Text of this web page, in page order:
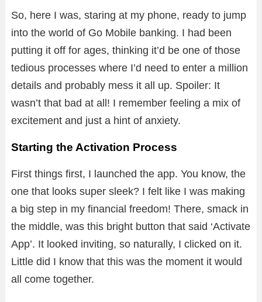
So, here I was, staring at my phone, ready to jump
into the world of Go Mobile banking. I had been
putting it off for ages, thinking it’d be one of those
tedious processes where I’d need to enter a million
details and probably mess it all up. Spoiler: It
wasn’t that bad at all! I remember feeling a mix of
excitement and just a hint of anxiety.
Starting the Activation Process
First things first, I launched the app. You know, the
one that looks super sleek? I felt like I was making
a big step in my financial freedom! There, smack in
the middle, was this bright button that said ‘Activate
App’. It looked inviting, so naturally, I clicked on it.
Little did I know that this was the moment it would
all come together.